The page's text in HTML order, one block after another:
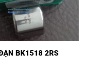
BK1518 2RS